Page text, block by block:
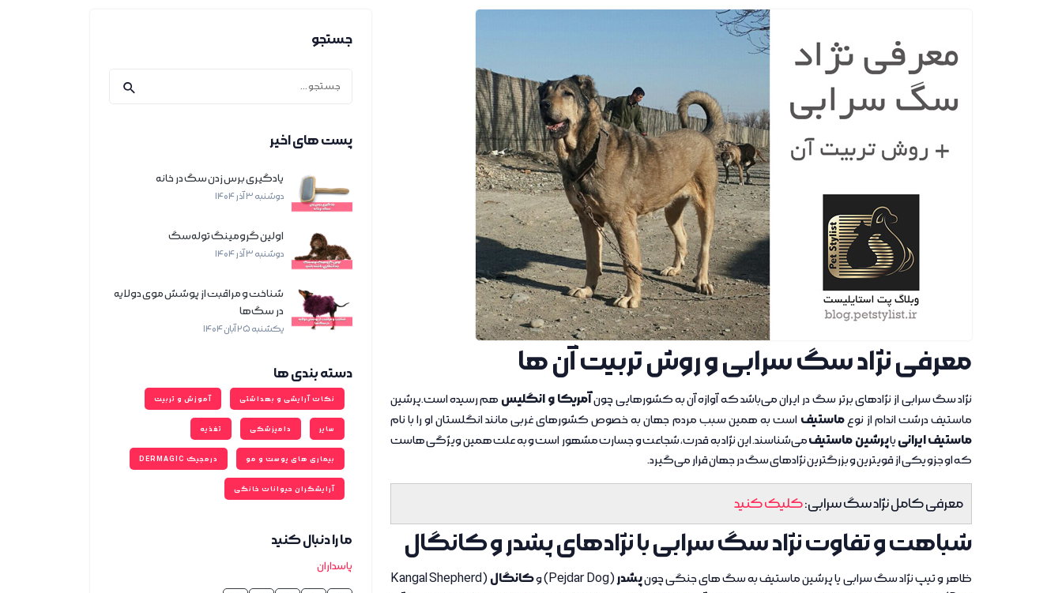
معرفی نژاد سگ سرابی و روش تربیت آن ها
نژاد سگ سرابی از نژادهای برتر سگ در ایران می‌باشد که آوازه آن به کشورهایی چونآمریکا و انگلیس هم رسیده است.پرشین
ماستیف درشت اندام از نوعماستیف است به همین سبب مردم جهان به خصوص کشورهای غربی مانند انگلستان او را با نام
ماستیف ایرانی یاپرشین ماستیفمی‌شناسند. این نژاد به قدرت، شجاعت و جسارت مشهور است و به علت همین ویژگی هاست
که او جزو یکی از قویترین و بزرگترین نژادهای سگ در جهان قرار می‌گیرد.
معرفی کامل نژاد سگ سرابی:کلیک کنید
شباهت و تفاوت نژاد سگ سرابی با نژادهای پشدر و کانگال
ظاهر و تیپ نژاد سگ سرابی یا پرشین ماستیف به سگ های جنگی چونپشدر(
Pejdar Dog) وکانگال (
Kangal Shepherd
جستجو
پست های اخیر
یادگیری برس زدن سگ در خانه
دوشنبه 3 آذر 1404
اولین گرومینگ توله‌سگ
دوشنبه 3 آذر 1404
شناخت و مراقبت از پوشش موی دولایه
در سگ‌ها
یکشنبه 25 آبان 1404
دسته بندی ‌ها
نکات آرایشی و بهداشتی آموزش و تربیت
سایر دامپزشکی تغذیه
بیماری های پوست و مو درمجیک DERMAGIC
آرایشگران حیوانات خانگی
ما را دنبال کنید
پاسداران